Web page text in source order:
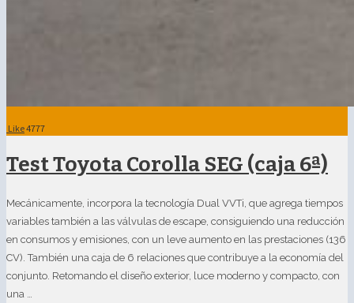
Like4777
Test Toyota Corolla SEG (caja 6ª)
Mecánicamente, incorpora la tecnología Dual VVTi, que agrega tiempos
variables también a las válvulas de escape, consiguiendo una reducción
en consumos y emisiones, con un leve aumento en las prestaciones (136
CV). También una caja de 6 relaciones que contribuye a la economía del
conjunto. Retomando el diseño exterior, luce moderno y compacto, con
una …